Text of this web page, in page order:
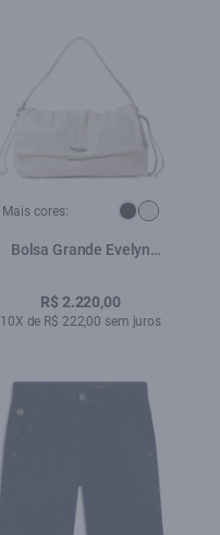
Mais cores:
Bolsa Grande Evelyn
R$ 2.220,00
10X de R$ 222,00 sem juros